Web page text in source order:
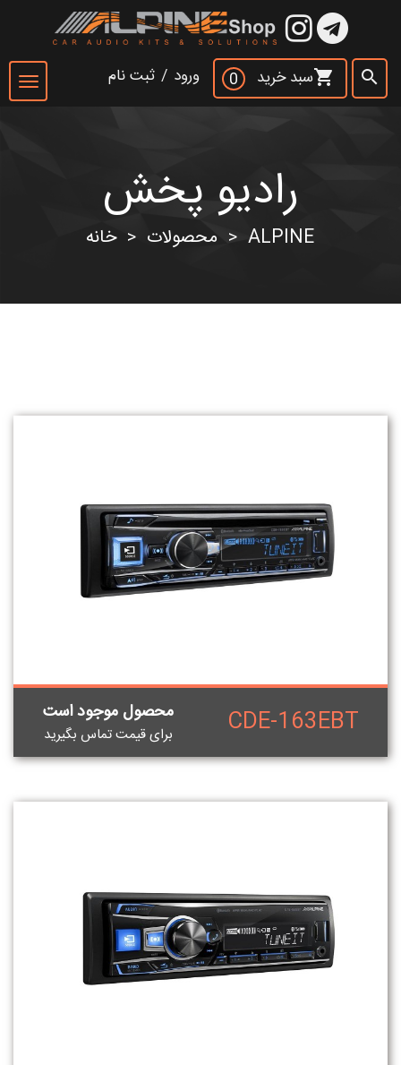
ورود / ثبت نام search
0 سبد خریدshopping_cart
Toggle
navigation
رادیو پخش
خانه > محصولات > ALPINE
CDE-163EBT محصول موجود است
برای قيمت تماس بگيريد
×
search